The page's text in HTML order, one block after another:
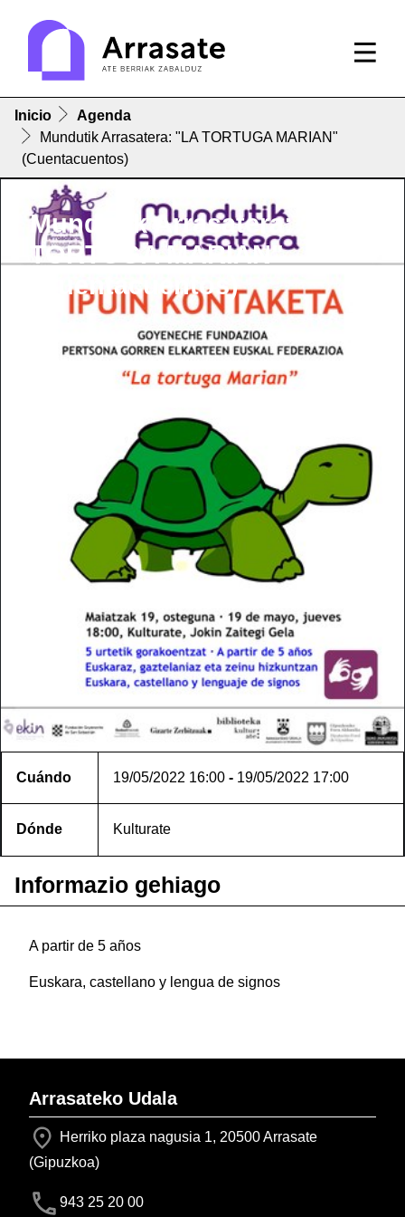
Inicio
Agenda
Mundutik Arrasatera: "LA TORTUGA MARIAN"
(Cuentacuentos)
Mundutik Arrasatera: "LA
TORTUGA MARIAN"
(Cuentacuentos)
Cuándo 19/05/2022 16:00 - 19/05/2022 17:00
Dónde Kulturate
Informazio gehiago
A partir de 5 años
Euskara, castellano y lengua de signos
Arrasateko Udala
Herriko plaza nagusia 1, 20500 Arrasate
(Gipuzkoa)
943 25 20 00